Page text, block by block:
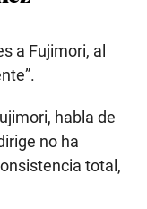
a Fujimori, al
habla de
no ha
total,